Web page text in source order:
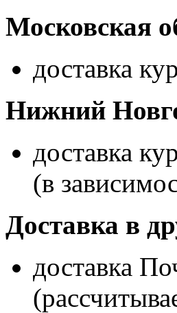
Московская
доставка
Нижний
доставка
(в
Доставка в
доставка